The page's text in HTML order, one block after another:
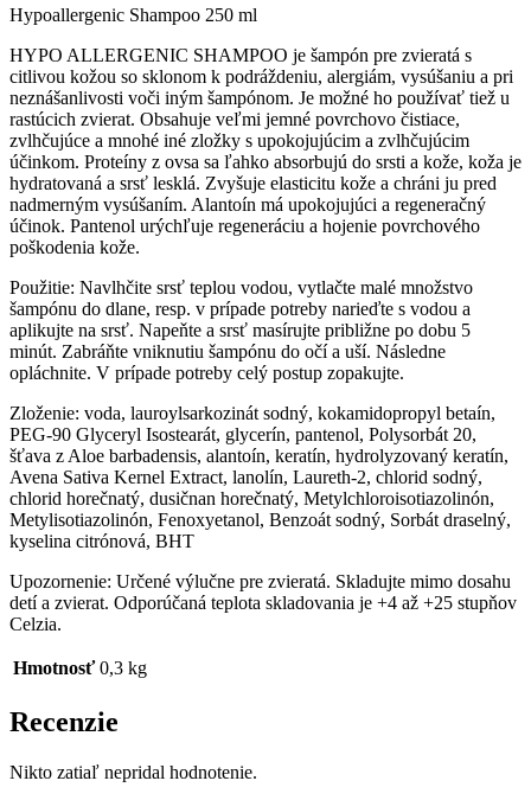
Hypoallergenic Shampoo 250 ml
HYPO ALLERGENIC SHAMPOO je šampón pre zvieratá s
citlivou kožou so sklonom k podráždeniu, alergiám, vysúšaniu a pri
neznášanlivosti voči iným šampónom. Je možné ho používať tiež u
rastúcich zvierat. Obsahuje veľmi jemné povrchovo čistiace,
zvlhčujúce a mnohé iné zložky s upokojujúcim a zvlhčujúcim
účinkom. Proteíny z ovsa sa ľahko absorbujú do srsti a kože, koža je
hydratovaná a srsť lesklá. Zvyšuje elasticitu kože a chráni ju pred
nadmerným vysúšaním. Alantoín má upokojujúci a regeneračný
účinok. Pantenol urýchľuje regeneráciu a hojenie povrchového
poškodenia kože.
Použitie: Navlhčite srsť teplou vodou, vytlačte malé množstvo
šampónu do dlane, resp. v prípade potreby narieďte s vodou a
aplikujte na srsť. Napeňte a srsť masírujte približne po dobu 5
minút. Zabráňte vniknutiu šampónu do očí a uší. Následne
opláchnite. V prípade potreby celý postup zopakujte.
Zloženie: voda, lauroylsarkozinát sodný, kokamidopropyl betaín,
PEG-90 Glyceryl Isostearát, glycerín, pantenol, Polysorbát 20,
šťava z Aloe barbadensis, alantoín, keratín, hydrolyzovaný keratín,
Avena Sativa Kernel Extract, lanolín, Laureth-2, chlorid sodný,
chlorid horečnatý, dusičnan horečnatý, Metylchloroisotiazolinón,
Metylisotiazolinón, Fenoxyetanol, Benzoát sodný, Sorbát draselný,
kyselina citrónová, BHT
Upozornenie: Určené výlučne pre zvieratá. Skladujte mimo dosahu
detí a zvierat. Odporúčaná teplota skladovania je +4 až +25 stupňov
Celzia.
Hmotnosť 0,3 kg
Recenzie
Nikto zatiaľ nepridal hodnotenie.